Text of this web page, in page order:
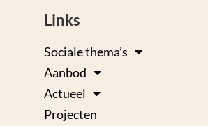
Links
Sociale thema’s
Aanbod
Actueel
Projecten